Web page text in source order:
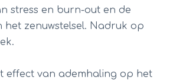
stress en burn-out en de
het zenuwstelsel. Nadruk op
effect van ademhaling op het